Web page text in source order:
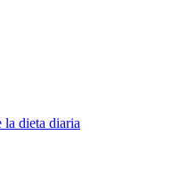
dieta diaria